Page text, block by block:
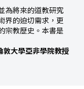
為將來的道教研究
界的迫切需求，更
宗教歷史。本書是
大學亞非學院教授